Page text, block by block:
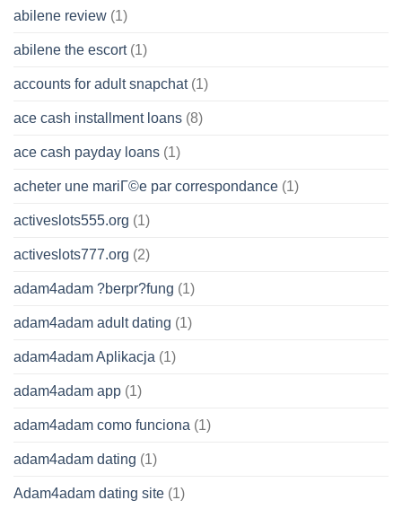
abilene review (1)
abilene the escort(1)
accounts for adult snapchat(1)
ace cash installment loans (8)
ace cash payday loans (1)
acheter une mariГ©e par correspondance (1)
activeslots555.org (1)
activeslots777.org (2)
adam4adam ?berpr?fung (1)
adam4adam adult dating (1)
adam4adam Aplikacja (1)
adam4adam app (1)
adam4adam como funciona (1)
adam4adam dating (1)
Adam4adam dating site (1)